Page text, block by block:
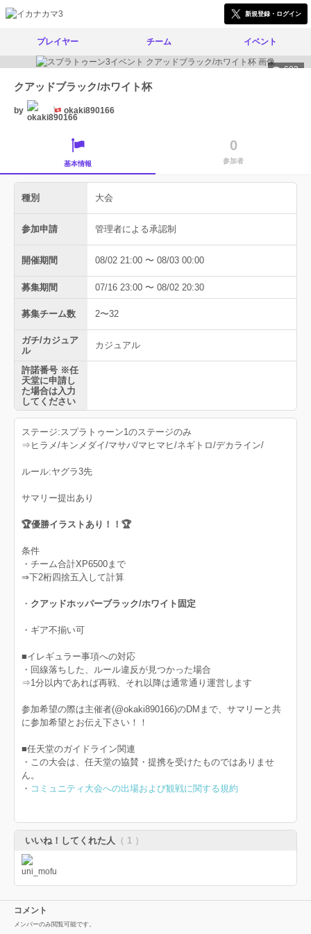
新規登録・ログイン
プレイヤー チーム イベント
683
クアッドブラック/ホワイト杯
by okaki890166
基本情報
0
参加者
種別 大会
参加申請 管理者による承認制
開催期間 08/02 21:00 〜 08/03 00:00
募集期間 07/16 23:00 〜 08/02 20:30
募集チーム数 2〜32
ガチ/カジュア
ル
カジュアル
許諾番号 ※任
天堂に申請し
た場合は入力
してください
ステージ:スプラトゥーン1のステージのみ
⇒ヒラメ/キンメダイ/マサバ/マヒマヒ/ネギトロ/デカライン/
ルール:ヤグラ3先
サマリー提出あり
🏆優勝イラストあり！！🏆
条件
・チーム合計XP6500まで
⇒下2桁四捨五入して計算
・ クアッドホッパーブラック/ホワイト固定
・ギア不揃い可
■イレギュラー事項への対応
・回線落ちした、ルール違反が見つかった場合
⇒1分以内であれば再戦、それ以降は通常通り運営します
参加希望の際は主催者(@okaki890166)のDMまで、サマリーと共
に参加希望とお伝え下さい！！
■任天堂のガイドライン関連
・この大会は、任天堂の協賛・提携を受けたものではありませ
ん。
・ コミュニティ大会への出場および観戦に関する規約
いいね！してくれた人 （ 1 ）
コメント
メンバーのみ閲覧可能です。